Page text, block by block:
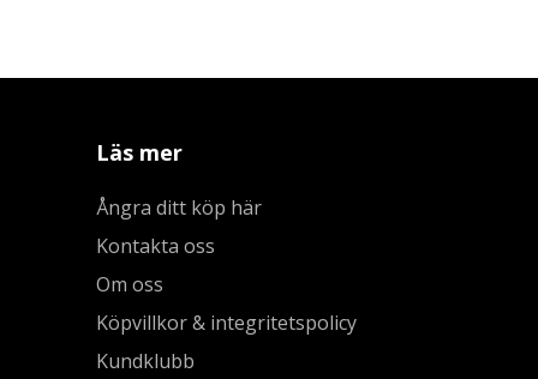
Läs mer
Ångra ditt köp här
Kontakta oss
Om oss
Köpvillkor & integritetspolicy
Kundklubb